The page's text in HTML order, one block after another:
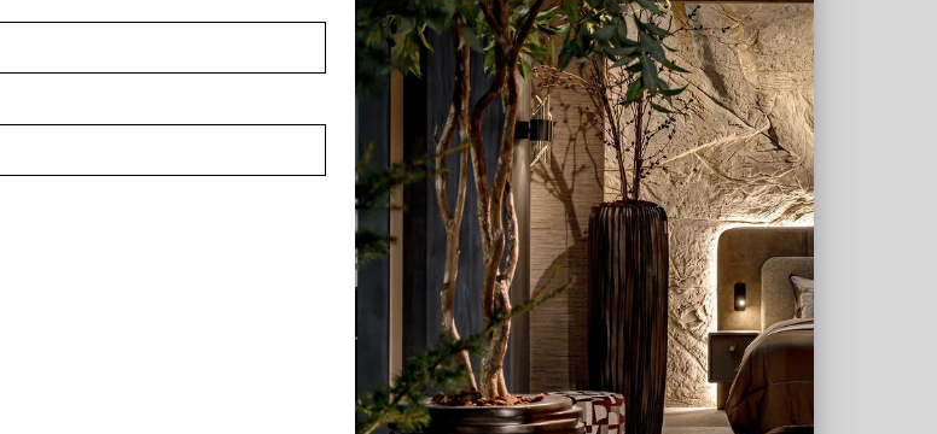
Eucalyptusboom H115 D60 Eucalyptusboom H150 D65
Op voorraad
PV04.427321